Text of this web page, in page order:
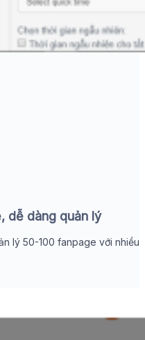
dễ dàng quản lý
lý 50-100 fanpage với nhiều